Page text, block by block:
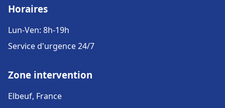
Horaires
Lun-Ven: 8h-19h
Service d'urgence 24/7
Zone intervention
Elbeuf, France